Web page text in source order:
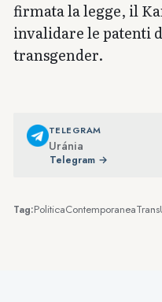
firmata la legge, il
invalidare le patenti
transgender.
TELEGRAM
Uránia
Telegram →
Tag:PoliticaContemporaneaTrans